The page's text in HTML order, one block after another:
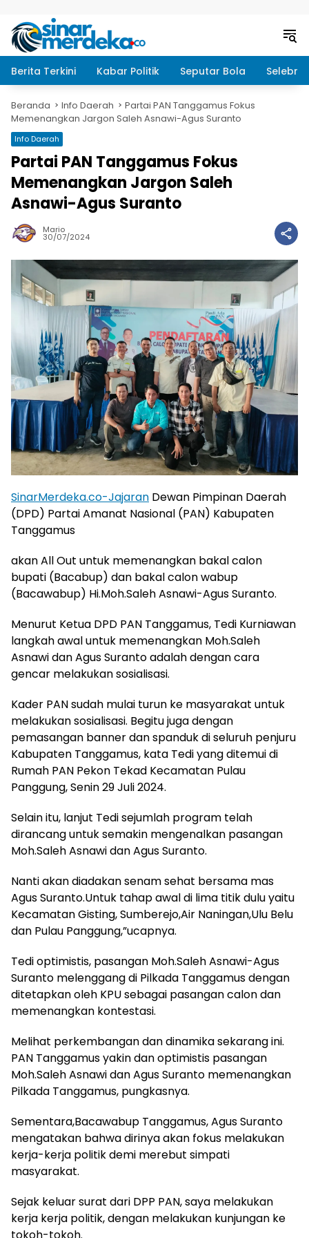
Berita Terkini Kabar Politik Seputar Bola
Beranda Info Daerah
Partai PAN Tanggamus Fokus
Memenangkan Jargon Saleh Asnawi-Agus Suranto
Info Daerah
Partai PAN Tanggamus Fokus
Memenangkan Jargon Saleh
Asnawi-Agus Suranto
Mario
30/07/2024
SinarMerdeka.co-Jajaran Dewan Pimpinan Daerah
(DPD) Partai Amanat Nasional (PAN) Kabupaten
Tanggamus
akan All Out untuk memenangkan bakal calon
bupati (Bacabup) dan bakal calon wabup
(Bacawabup) Hi.Moh.Saleh Asnawi-Agus Suranto.
Menurut Ketua DPD PAN Tanggamus, Tedi Kurniawan
langkah awal untuk memenangkan Moh.Saleh
Asnawi dan Agus Suranto adalah dengan cara
gencar melakukan sosialisasi.
Kader PAN sudah mulai turun ke masyarakat untuk
melakukan sosialisasi. Begitu juga dengan
pemasangan banner dan spanduk di seluruh penjuru
Kabupaten Tanggamus, kata Tedi yang ditemui di
Rumah PAN Pekon Tekad Kecamatan Pulau
Panggung, Senin 29 Juli 2024.
Selain itu, lanjut Tedi sejumlah program telah
dirancang untuk semakin mengenalkan pasangan
Moh.Saleh Asnawi dan Agus Suranto.
Nanti akan diadakan senam sehat bersama mas
Agus Suranto.Untuk tahap awal di lima titik dulu yaitu
Kecamatan Gisting, Sumberejo,Air Naningan,Ulu Belu
dan Pulau Panggung,”ucapnya.
Tedi optimistis, pasangan Moh.Saleh Asnawi-Agus
Suranto melenggang di Pilkada Tanggamus dengan
ditetapkan oleh KPU sebagai pasangan calon dan
memenangkan kontestasi.
Melihat perkembangan dan dinamika sekarang ini.
PAN Tanggamus yakin dan optimistis pasangan
Moh.Saleh Asnawi dan Agus Suranto memenangkan
Pilkada Tanggamus, pungkasnya.
Sementara,Bacawabup Tanggamus, Agus Suranto
mengatakan bahwa dirinya akan fokus melakukan
kerja-kerja politik demi merebut simpati
masyarakat.
Sejak keluar surat dari DPP PAN, saya melakukan
kerja kerja politik, dengan melakukan kunjungan ke